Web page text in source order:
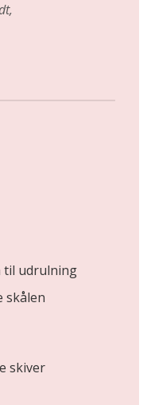
til udrulning
skålen
skiver